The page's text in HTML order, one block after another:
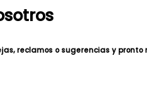
reclamos o sugerencias y